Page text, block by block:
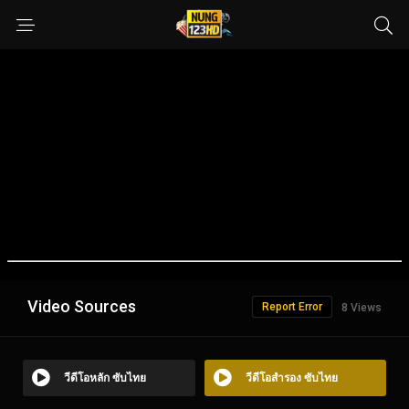
Video Sources 8 Views
Report Error
วีดีโอหลัก ซับไทย วีดีโอสำรอง ซับไทย